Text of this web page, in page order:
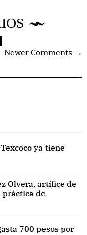
Newer Comments →
ya tiene
Olvera, artífice de
práctica de
700 pesos por